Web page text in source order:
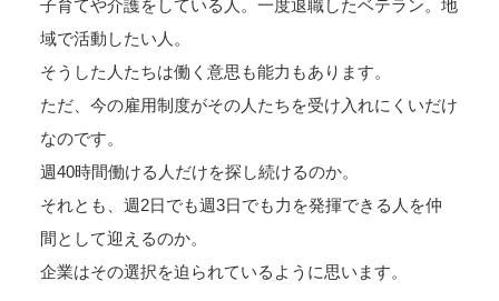
子育てや介護をしている人。一度退職したベテラン。地
域で活動したい人。
そうした人たちは働く意思も能力もあります。
ただ、今の雇用制度がその人たちを受け入れにくいだけ
なのです。
週40時間働ける人だけを探し続けるのか。
それとも、週2日でも週3日でも力を発揮できる人を仲
間として迎えるのか。
企業はその選択を迫られているように思います。